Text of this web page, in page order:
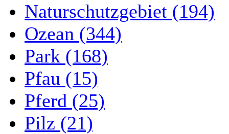
Naturschutzgebiet (194)
Ozean (344)
Park (168)
Pfau (15)
Pferd (25)
Pilz (21)